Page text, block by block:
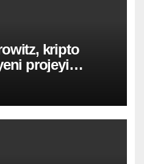
kripto
projeyi